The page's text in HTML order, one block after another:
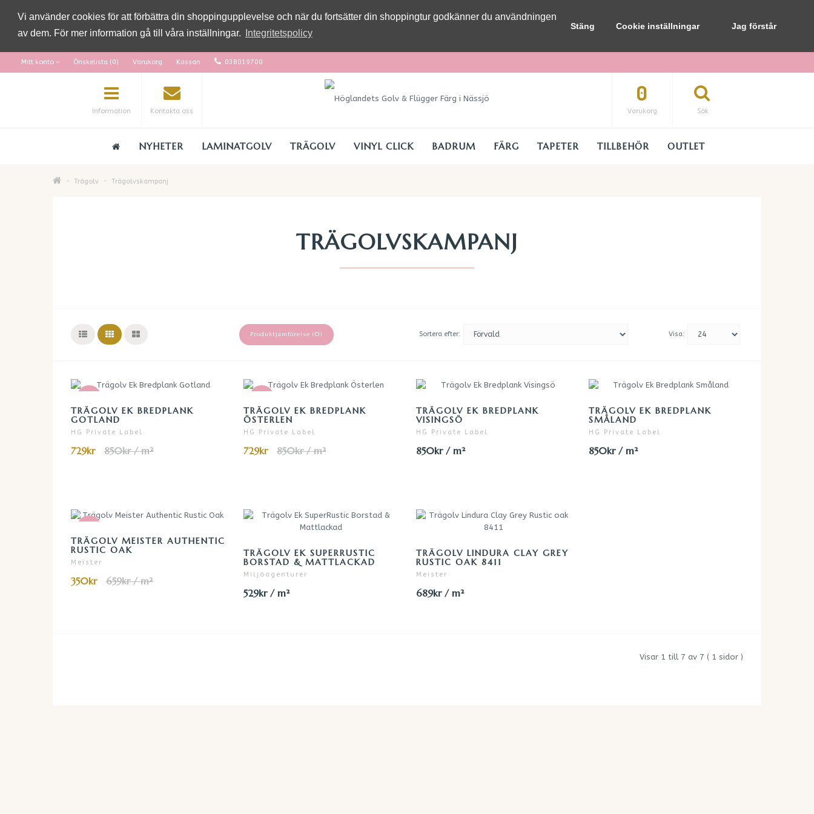
Vi använder cookies för att förbättra din shoppingupplevelse och när du fortsätter din shoppingtur godkänner du användningen
av dem. För mer information gå till våra inställningar.
Integritetspolicy
Stäng Cookie inställningar Jag förstår
Mitt konto Önskelista (0) Varukorg Kassan 038019700
Information Kontakta oss Sök
0
Varukorg
NYHETER LAMINATGOLV TRÄGOLV VINYL CLICK BADRUM FÄRG TAPETER TILLBEHÖR OUTLET
Trägolv Trägolvskampanj
TRÄGOLVSKAMPANJ
Produktjämförelse (0) Sortera efter: Visa:
TRÄGOLV EK BREDPLANK
GOTLAND
HG Private Label
729kr 850kr / m²
TRÄGOLV EK BREDPLANK
ÖSTERLEN
HG Private Label
729kr 850kr / m²
TRÄGOLV EK BREDPLANK
VISINGSÖ
HG Private Label
850kr / m²
TRÄGOLV EK BREDPLANK
SMÅLAND
HG Private Label
850kr / m²
TRÄGOLV MEISTER AUTHENTIC
RUSTIC OAK
Meister
350kr 659kr / m²
TRÄGOLV EK SUPERRUSTIC
BORSTAD & MATTLACKAD
Miljöagenturer
529kr / m²
TRÄGOLV LINDURA CLAY GREY
RUSTIC OAK 8411
Meister
689kr / m²
Visar 1 till 7 av 7 ( 1 sidor )